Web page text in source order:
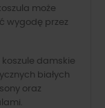
może
wygodę przez
koszule damskie
białych
oraz